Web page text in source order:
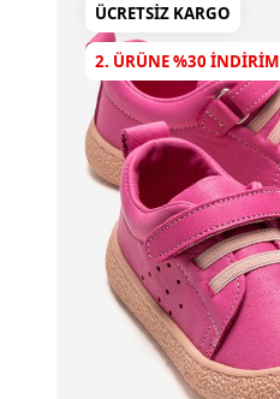
ÜCRETSIZ KARGO
2. ÜRÜNE %30 INDIRIM